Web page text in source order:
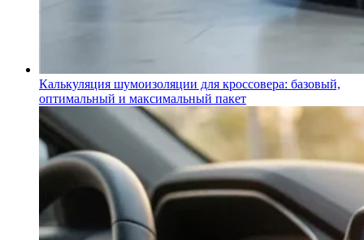
Калькуляция шумоизоляции для кроссовера: базовый,
оптимальный и максимальный пакет